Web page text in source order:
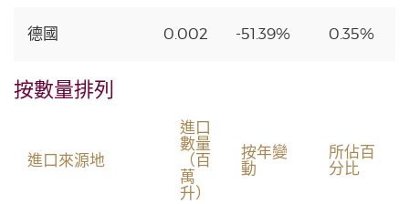
德國 0.002 -51.39% 0.35%
按數量排列
進口來源地
進口
數量
（百
萬
升）
按年變
動
所佔百
分比